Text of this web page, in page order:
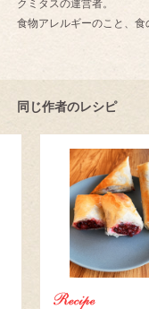
クミタスの運営者。
食物アレルギーのこと、
同じ作者のレシピ